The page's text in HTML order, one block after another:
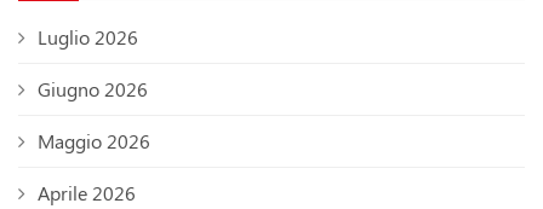
Luglio 2026
Giugno 2026
Maggio 2026
Aprile 2026